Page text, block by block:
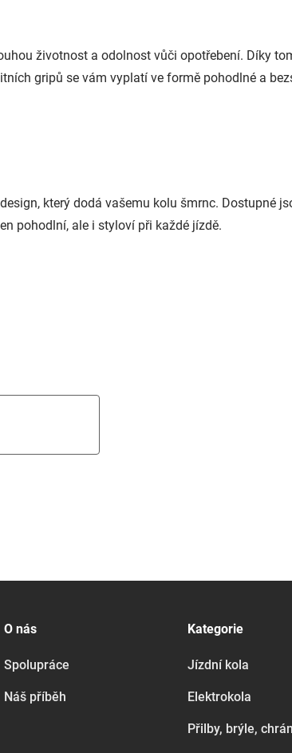
životnost a odolnost vůči opotřebení. Díky
gripů se vám vyplatí ve formě pohodlné a
který dodá vašemu kolu šmrnc. Dostupné
pohodlní, ale i styloví při každé jízdě.
O nás
Spolupráce
Náš příběh
Kategorie
Jízdní kola
Elektrokola
Přilby, brýle,